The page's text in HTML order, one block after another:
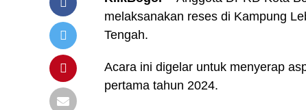
melaksanakan reses di Kampung
Tengah.
Acara ini digelar untuk menyerap
pertama tahun 2024.